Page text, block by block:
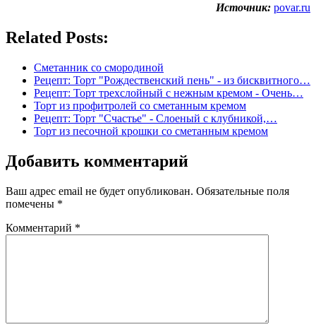
Источник: povar.ru
Related Posts:
Сметанник со смородиной
Рецепт: Торт "Рождественский пень" - из бисквитного…
Рецепт: Торт трехслойный с нежным кремом - Очень…
Торт из профитролей со сметанным кремом
Рецепт: Торт "Счастье" - Слоеный с клубникой,…
Торт из песочной крошки со сметанным кремом
Добавить комментарий
Ваш адрес email не будет опубликован. Обязательные поля
помечены *
Комментарий *